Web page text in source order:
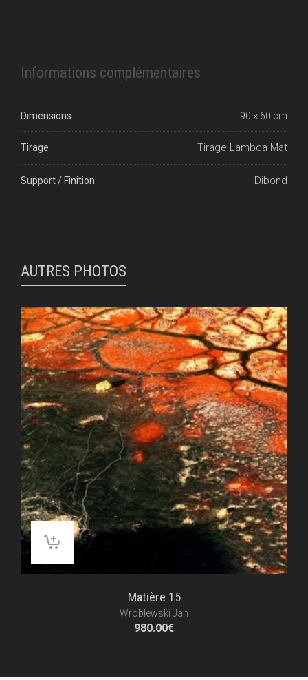
Informations complémentaires
Dimensions 90 × 60 cm
Tirage Tirage Lambda Mat
Support / Finition Dibond
AUTRES PHOTOS
Matière 15
Wroblewski Jan
980.00€